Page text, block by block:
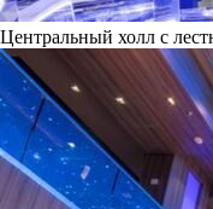
Центральный холл с